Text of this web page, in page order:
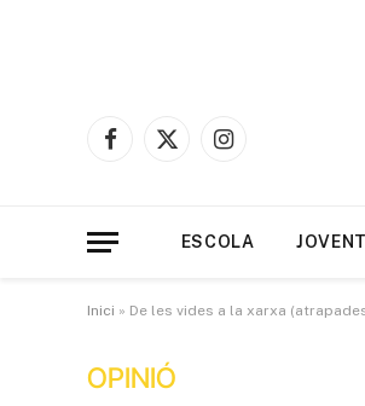
Facebook
X
Instagram
ESCOLA
Inici » De les vides a la xarxa
OPINIÓ